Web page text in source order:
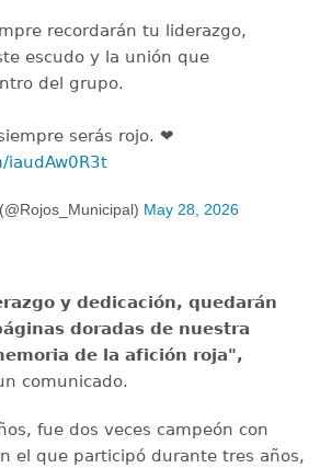
recordarán tu liderazgo,
escudo y la unión que
del grupo.
serás rojo. ❤️
iaudAw0R3t
May 28, 2026
y dedicación, quedarán
doradas de nuestra
de la afición roja",
comunicado.
fue dos veces campeón con
el que participó durante tres años,